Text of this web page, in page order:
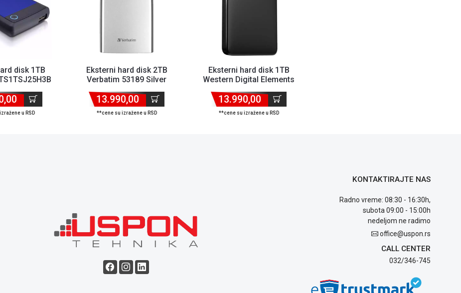
disk 1TB
u RSD
Eksterni hard disk 2TB
Verbatim 53189 Silver
13.990,00
**cene su izražene u RSD
Eksterni hard disk 1TB
Western Digital Elements
13.990,00
**cene su izražene u RSD
KONTAKTIRAJTE NAS
Radno vreme: 08:30 - 16:30h,
subota 09:00 - 15:00h
nedeljom ne radimo
office@uspon.rs
CALL CENTER
032/346-745